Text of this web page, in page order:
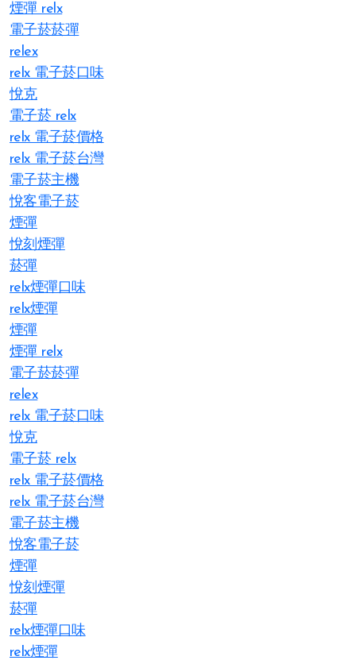
煙彈 relx
電子菸菸彈
relex
relx 電子菸口味
悅克
電子菸 relx
relx 電子菸價格
relx 電子菸台灣
電子菸主機
悅客電子菸
煙彈
悅刻煙彈
菸彈
relx煙彈口味
relx煙彈
煙彈
煙彈 relx
電子菸菸彈
relex
relx 電子菸口味
悅克
電子菸 relx
relx 電子菸價格
relx 電子菸台灣
電子菸主機
悅客電子菸
煙彈
悅刻煙彈
菸彈
relx煙彈口味
relx煙彈